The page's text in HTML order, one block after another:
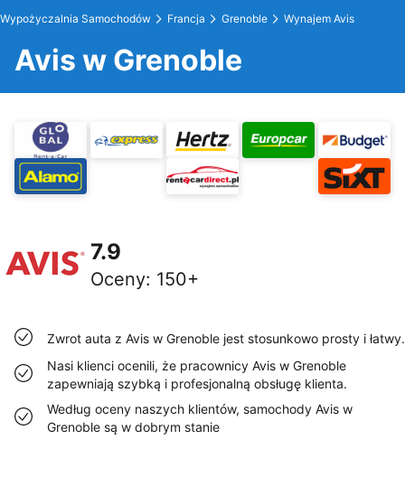
Wypożyczalnia Samochodów Francja Grenoble Wynajem Avis
Avis w Grenoble
7.9
Oceny: 150+
Zwrot auta z Avis w Grenoble jest stosunkowo prosty i łatwy.
Nasi klienci ocenili, że pracownicy Avis w Grenoble
zapewniają szybką i profesjonalną obsługę klienta.
Według oceny naszych klientów, samochody Avis w
Grenoble są w dobrym stanie